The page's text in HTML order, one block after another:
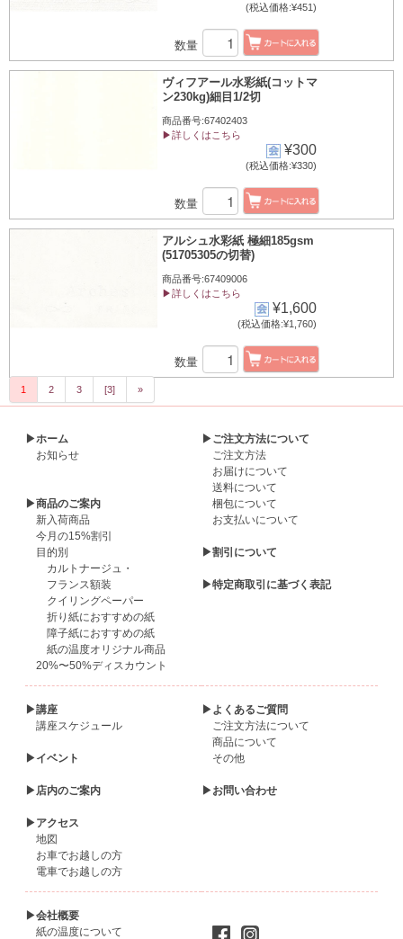
(税込価格:¥451)
数量
ヴィフアール水彩紙(コットマ
ン230kg)細目1/2切
商品番号:67402403
▶詳しくはこちら
¥300
(税込価格:¥330)
数量
アルシュ水彩紙 極細185gsm
(51705305の切替)
商品番号:67409006
▶詳しくはこちら
¥1,600
(税込価格:¥1,760)
数量
1 2 3 [3] »
▶ホーム
お知らせ
▶商品のご案内
新入荷商品
今月の15%割引
目的別
カルトナージュ・
フランス額装
クイリングペーパー
折り紙におすすめの紙
障子紙におすすめの紙
紙の温度オリジナル商品
20%〜50%ディスカウント
▶ご注文方法について
ご注文方法
お届けについて
送料について
梱包について
お支払いについて
▶割引について
▶特定商取引に基づく表記
▶講座
講座スケジュール
▶イベント
▶店内のご案内
▶アクセス
地図
お車でお越しの方
電車でお越しの方
▶よくあるご質問
ご注文方法について
商品について
その他
▶お問い合わせ
▶会社概要
紙の温度について